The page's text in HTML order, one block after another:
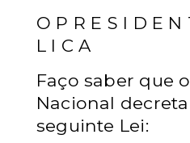
O P R E S I D E
L I C A
Faço saber que
Nacional
seguinte Lei: